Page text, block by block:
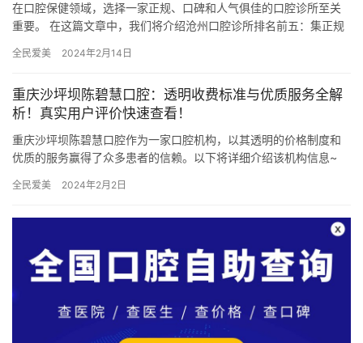
在口腔保健领域，选择一家正规、口碑和人气俱佳的口腔诊所至关
重要。 在这篇文章中，我们将介绍沧州口腔诊所排名前五：集正规
…
全民爱美 2024年2月14日
重庆沙坪坝陈碧慧口腔：透明收费标准与优质服务全解
析！真实用户评价快速查看！
重庆沙坪坝陈碧慧口腔作为一家口腔机构，以其透明的价格制度和
优质的服务赢得了众多患者的信赖。以下将详细介绍该机构信息~
个…
全民爱美 2024年2月2日